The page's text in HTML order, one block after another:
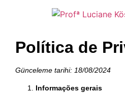
Política de
Günceleme tarihi: 18/08/2024
Informações gerais